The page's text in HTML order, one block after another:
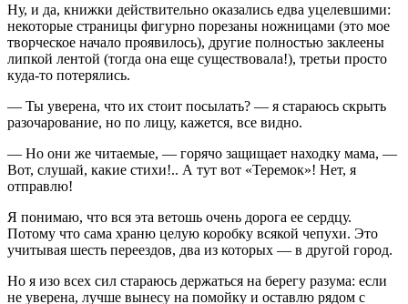
Ну, и да, книжки действительно оказались едва уцелевшими:
некоторые страницы фигурно порезаны ножницами (это мое
творческое начало проявилось), другие полностью заклеены
липкой лентой (тогда она еще существовала!), третьи просто
куда-то потерялись.
— Ты уверена, что их стоит посылать? — я стараюсь скрыть
разочарование, но по лицу, кажется, все видно.
— Но они же читаемые, — горячо защищает находку мама, —
Вот, слушай, какие стихи!.. А тут вот «Теремок»! Нет, я
отправлю!
Я понимаю, что вся эта ветошь очень дорога ее сердцу.
Потому что сама храню целую коробку всякой чепухи. Это
учитывая шесть переездов, два из которых — в другой город.
Но я изо всех сил стараюсь держаться на берегу разума: если
не уверена, лучше вынесу на помойку и оставлю рядом с